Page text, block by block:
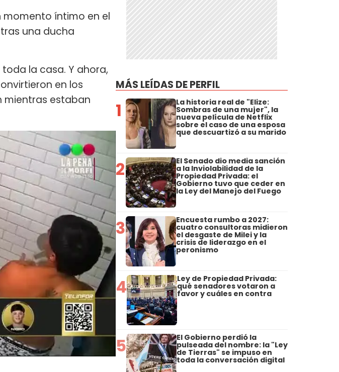
íntimo en el
una ducha
la casa. Y ahora,
en los
mientras estaban
MÁS LEÍDAS DE PERFIL
1 La historia real de "Elize:
Sombras de una mujer", la
nueva película de Netflix
sobre el caso de una esposa
que descuartizó a su marido
2 El Senado dio media sanción
a la Inviolabilidad de la
Propiedad Privada: el
Gobierno tuvo que ceder en
la Ley del Manejo del Fuego
3 Encuesta rumbo a 2027:
cuatro consultoras midieron
el desgaste de Milei y la
crisis de liderazgo en el
peronismo
4 Ley de Propiedad Privada:
qué senadores votaron a
favor y cuáles en contra
5 El Gobierno perdió la
pulseada del nombre: la "Ley
de Tierras" se impuso en
toda la conversación digital